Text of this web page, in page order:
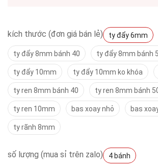
kích thước (đơn giá bán lẻ) ty đẩy 6mm
ty đẩy 8mm bánh 40 ty đẩy 8mm bánh
ty đẩy 10mm ty đẩy 10mm ko khóa
ty ren 8mm bánh 40 ty ren 8mm bánh
ty ren 10mm bas xoay nhỏ bas
ty rãnh 8mm
số lượng (mua sỉ trên zalo) 4 bánh